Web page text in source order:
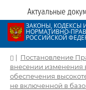
Актуальные
ЗАКОНЫ, КОДЕКСЫ
НОРМАТИВНО-
РОССИЙСКОЙ
| Постановление
внесении изменения
обеспечения
не включенной в